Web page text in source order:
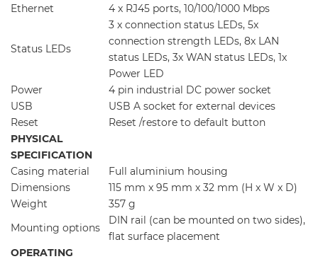
Ethernet
4 x RJ45 ports, 10/100/1000 Mbps
Status LEDs
3 x connection status LEDs, 5x
connection strength LEDs, 8x LAN
status LEDs, 3x WAN status LEDs, 1x
Power LED
Power
4 pin industrial DC power socket
USB
USB A socket for external devices
Reset
Reset /restore to default button
PHYSICAL
SPECIFICATION
Casing material
Full aluminium housing
Dimensions
115 mm x 95 mm x 32 mm (H x W x D)
Weight
357 g
Mounting options
DIN rail (can be mounted on two sides),
flat surface placement
OPERATING